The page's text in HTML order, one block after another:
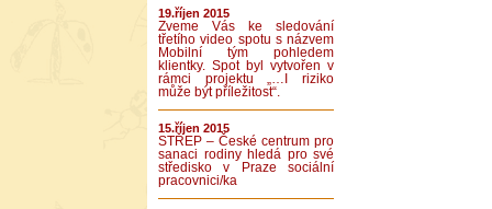
19.říjen 2015
Zveme Vás ke sledování
třetího video spotu s názvem
Mobilní tým pohledem
klientky. Spot byl vytvořen v
rámci projektu „…I riziko
může být příležitost“.
15.říjen 2015
STŘEP – České centrum pro
sanaci rodiny hledá pro své
středisko v Praze sociální
pracovnici/ka